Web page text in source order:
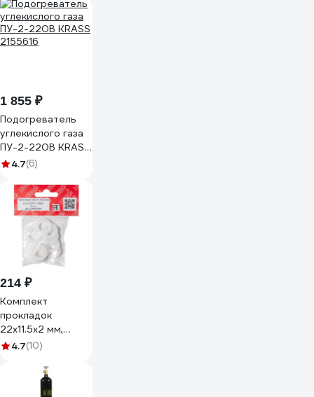
1 855 ₽
Подогреватель
углекислого газа
ПУ-2-220В KRASS
2155616
4.7(6)
214 ₽
Комплект
прокладок
22х11.5х2 мм,
нейлон, 10 шт,
KRASS 2190579KR
4.7(10)